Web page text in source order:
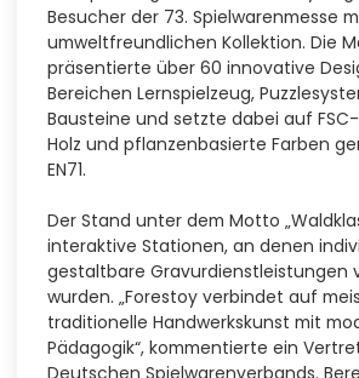
Besucher der 73. Spielwarenmesse
umweltfreundlichen Kollektion. Die
präsentierte über 60 innovative
Bereichen Lernspielzeug,
Bausteine und setzte dabei auf
Holz und pflanzenbasierte Farben
EN71.
Der Stand unter dem Motto
interaktive Stationen, an denen
gestaltbare Gravurdienstleistungen
wurden. „Forestoy verbindet auf
traditionelle Handwerkskunst mit
Pädagogik“, kommentierte ein
Deutschen Spielwarenverbands.